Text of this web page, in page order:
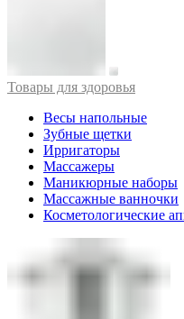
Товары для здоровья
Весы напольные
Зубные щетки
Ирригаторы
Массажеры
Маникюрные наборы
Массажные ванночки
Косметологические